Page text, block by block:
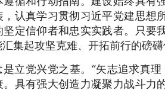
，认真学习贯彻习近平党建思想
坚定信仰者和忠实实践者。只要
集起攻坚克难、开拓前行的磅
是立党兴党之基。“矢志追求真
。具有强大创造力凝聚力战斗力